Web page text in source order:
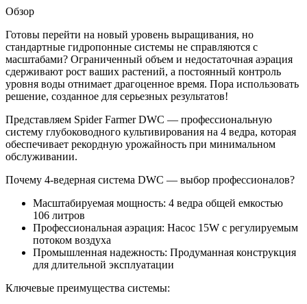
Обзор
Готовы перейти на новый уровень выращивания, но
стандартные гидропонные системы не справляются с
масштабами? Ограниченный объем и недостаточная аэрация
сдерживают рост ваших растений, а постоянный контроль
уровня воды отнимает драгоценное время. Пора использовать
решение, созданное для серьезных результатов!
Представляем Spider Farmer DWC — профессиональную
систему глубоководного культивирования на 4 ведра, которая
обеспечивает рекордную урожайность при минимальном
обслуживании.
Почему 4-ведерная система DWC — выбор профессионалов?
Масштабируемая мощность: 4 ведра общей емкостью
106 литров
Профессиональная аэрация: Насос 15W с регулируемым
потоком воздуха
Промышленная надежность: Продуманная конструкция
для длительной эксплуатации
Ключевые преимущества системы: